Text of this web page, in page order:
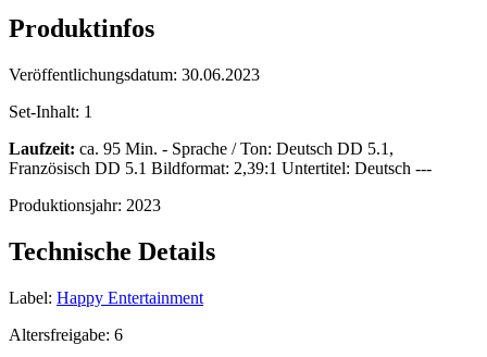
Produktinfos
Veröffentlichungsdatum: 30.06.2023
Set-Inhalt: 1
Laufzeit: ca. 95 Min. - Sprache / Ton: Deutsch DD 5.1,
Französisch DD 5.1 Bildformat: 2,39:1 Untertitel: Deutsch ---
Produktionsjahr: 2023
Technische Details
Label: Happy Entertainment
Altersfreigabe: 6